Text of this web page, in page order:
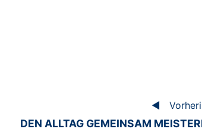
BROSCHÜRE:
DEN ALLTAG GEMEINSAM